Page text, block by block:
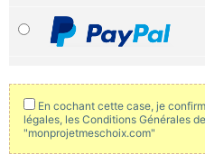
En cochant cette case, je
légales, les Conditions Générales
"monprojetmeschoix.com"